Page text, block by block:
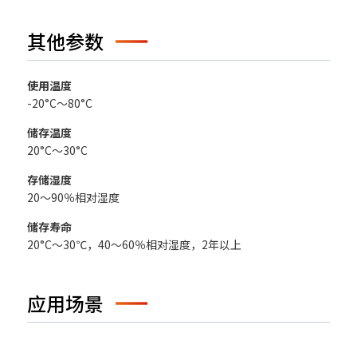
其他参数
使用温度
-20°C～80°C
储存温度
20°C～30°C
存储湿度
20～90％相对湿度
储存寿命
20°C～30℃，40～60％相对湿度，2年以上
应用场景